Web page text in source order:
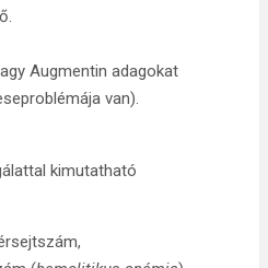
Augmentin adagokat
van).
kimutatható